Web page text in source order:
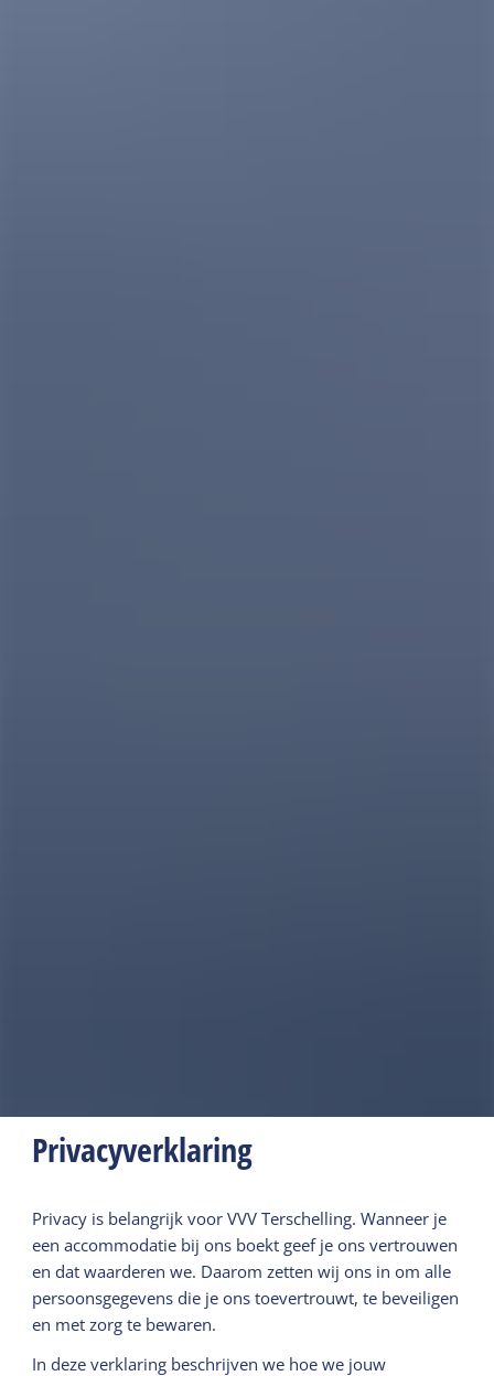
Privacyverklaring
Privacy is belangrijk voor VVV Terschelling. Wanneer je
een accommodatie bij ons boekt geef je ons vertrouwen
en dat waarderen we. Daarom zetten wij ons in om alle
persoonsgegevens die je ons toevertrouwt, te beveiligen
en met zorg te bewaren.
In deze verklaring beschrijven we hoe we jouw